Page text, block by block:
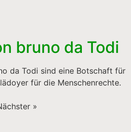
bruno da Todi
da Todi sind eine Botschaft für
für die Menschenrechte.
»